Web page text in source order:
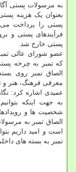
بعنوان یک هزینه
پستی را پرداخت
فرآیندهای پستی و
پستی خارج شد.
عضو شورای عالی تمبر
الصاق تمبر روی
معرفی فرهنگ، هنر و
عمیدی اشاره کرد:
به جهت اینکه
شخصیت ها و
الصاق تمبر به
است و امید داریم
تمبر به بسته های